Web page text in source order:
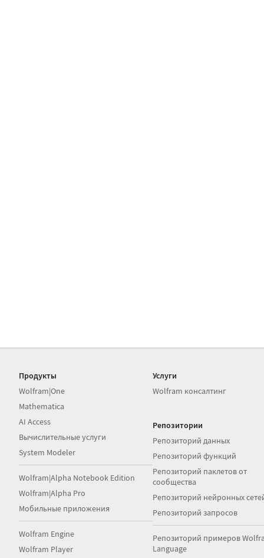
Продукты
Wolfram|One
Mathematica
AI Access
Вычислительные услуги
System Modeler
Wolfram|Alpha Notebook Edition
Wolfram|Alpha Pro
Мобильные приложения
Wolfram Engine
Wolfram Player
Услуги
Wolfram консалтинг
Репозитории
Репозиторий данных
Репозиторий функций
Репозиторий паклетов от
сообщества
Репозиторий нейронных
Репозиторий запросов
Репозиторий примеров
Language